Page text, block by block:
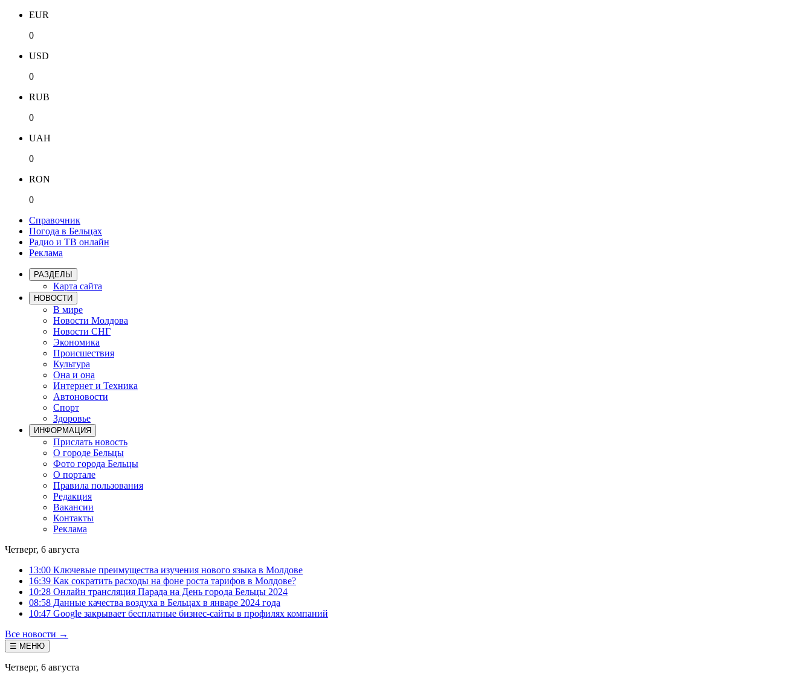
EUR
0
USD
0
RUB
0
UAH
0
RON
0
Справочник
Погода в Бельцах
Радио и ТВ онлайн
Реклама
РАЗДЕЛЫ
Карта сайта
НОВОСТИ
В мире
Новости Молдова
Новости СНГ
Экономика
Происшествия
Культура
Она и она
Интернет и Техника
Автоновости
Спорт
Здоровье
ИНФОРМАЦИЯ
Прислать новость
О городе Бельцы
Фото города Бельцы
О портале
Правила пользования
Редакция
Вакансии
Контакты
Реклама
Четверг, 6 августа
13:00 Ключевые преимущества изучения нового языка в Молдове
16:39 Как сократить расходы на фоне роста тарифов в Молдове?
10:28 Онлайн трансляция Парада на День города Бельцы 2024
08:58 Данные качества воздуха в Бельцах в январе 2024 года
10:47 Google закрывает бесплатные бизнес-сайты в профилях компаний
Все новости →
☰ МЕНЮ
Четверг, 6 августа